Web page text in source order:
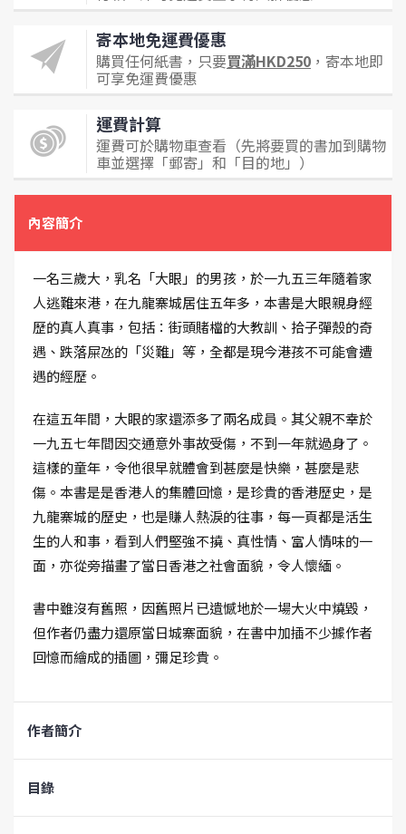
寄本地免運費優惠
購買任何紙書，只要買滿HKD250 ，寄本地即
可享免運費優惠
運費計算
運費可於購物車查看（先將要買的書加到購物
車並選擇「郵寄」和「目的地」）
內容簡介
一名三歲大，乳名「大眼」的男孩，於一九五三年隨着家
人逃難來港，在九龍寨城居住五年多，本書是大眼親身經
歷的真人真事，包括：街頭賭檔的大教訓、拾子彈殼的奇
遇、跌落屎氹的「災難」等，全都是現今港孩不可能會遭
遇的經歷。
在這五年間，大眼的家還添多了兩名成員。其父親不幸於
一九五七年間因交通意外事故受傷，不到一年就過身了。
這樣的童年，令他很早就體會到甚麼是快樂，甚麼是悲
傷。本書是是香港人的集體回憶，是珍貴的香港歷史，是
九龍寨城的歷史，也是賺人熱淚的往事，每一頁都是活生
生的人和事，看到人們堅強不撓、真性情、富人情味的一
面，亦從旁描畫了當日香港之社會面貌，令人懷緬。
書中雖沒有舊照，因舊照片已遺憾地於一場大火中燒毀，
但作者仍盡力還原當日城寨面貌，在書中加插不少據作者
回憶而繪成的插圖，彌足珍貴。
作者簡介
目錄